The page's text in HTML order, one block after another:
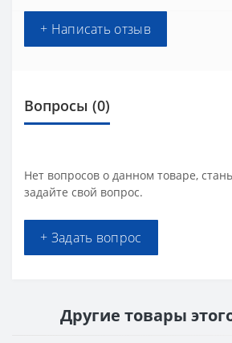
+ Написать отзыв
Вопросы (0)
Нет вопросов о данном товаре,
задайте свой вопрос.
+ Задать вопрос
Другие товары